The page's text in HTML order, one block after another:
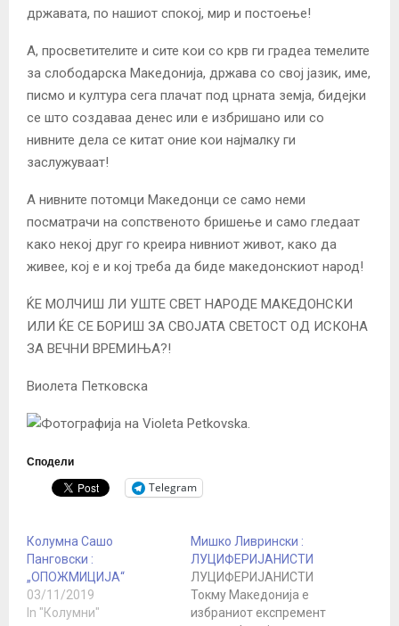
државата, по нашиот спокој, мир и постоење!
А, просветителите и сите кои со крв ги градеа темелите
за слободарска Македонија, држава со свој јазик, име,
писмо и култура сега плачат под црната земја, бидејки
се што создаваа денес или е избришано или со
нивните дела се китат оние кои најмалку ги
заслужуваат!
А нивните потомци Македонци се само неми
посматрачи на сопственото бришење и само гледаат
како некој друг го креира нивниот живот, како да
живее, кој е и кој треба да биде македонскиот народ!
ЌЕ МОЛЧИШ ЛИ УШТЕ СВЕТ НАРОДЕ МАКЕДОНСКИ
ИЛИ ЌЕ СЕ БОРИШ ЗА СВОЈАТА СВЕТОСТ ОД ИСКОНА
ЗА ВЕЧНИ ВРЕМИЊА?!
Виолета Петковска
Сподели
Telegram
Колумна Сашо
Панговски :
„ОПОЖМИЦИЈА“
03/11/2019
In "Колумни"
Мишко Ливрински :
ЛУЦИФЕРИЈАНИСТИ
ЛУЦИФЕРИЈАНИСТИ
Токму Македонија е
избраниот експремент